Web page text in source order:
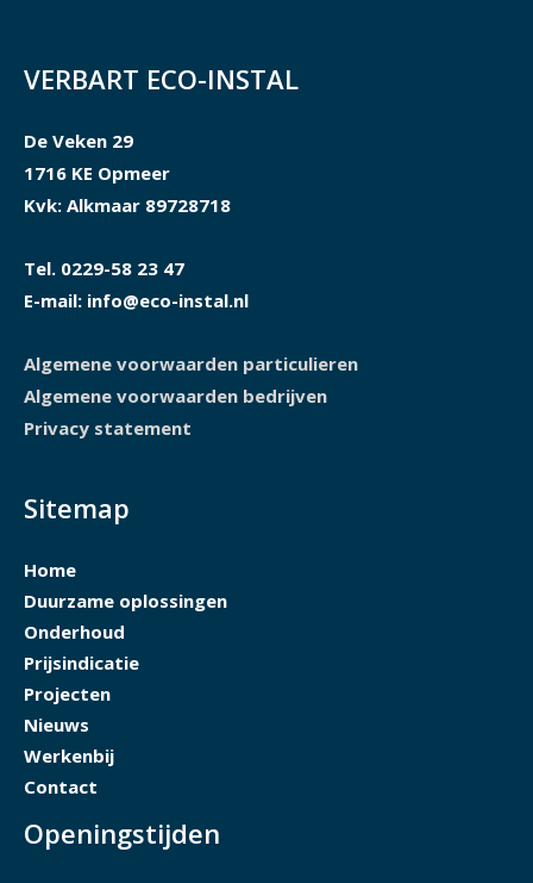
VERBART ECO-INSTAL
De Veken 29
1716 KE Opmeer
Kvk: Alkmaar 89728718
Tel. 0229-58 23 47
E-mail: info@eco-instal.nl
Algemene voorwaarden particulieren
Algemene voorwaarden bedrijven
Privacy statement
Sitemap
Home
Duurzame oplossingen
Onderhoud
Prijsindicatie
Projecten
Nieuws
Werkenbij
Contact
Openingstijden